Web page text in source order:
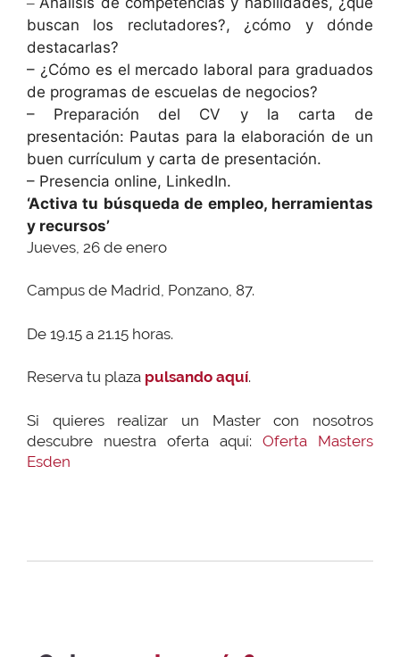
buscan los reclutadores?, ¿cómo y dónde
destacarlas?
– ¿Cómo es el mercado laboral para graduados
de programas de escuelas de negocios?
– Preparación del CV y la carta de
presentación: Pautas para la elaboración de un
buen currículum y carta de presentación.
– Presencia online, LinkedIn.
‘Activa tu búsqueda de empleo, herramientas
y recursos’
Jueves, 26 de enero
Campus de Madrid, Ponzano, 87.
De 19.15 a 21.15 horas.
Reserva tu plaza pulsando aquí.
Si quieres realizar un Master con nosotros
descubre nuestra oferta aquí: Oferta Masters
Esden